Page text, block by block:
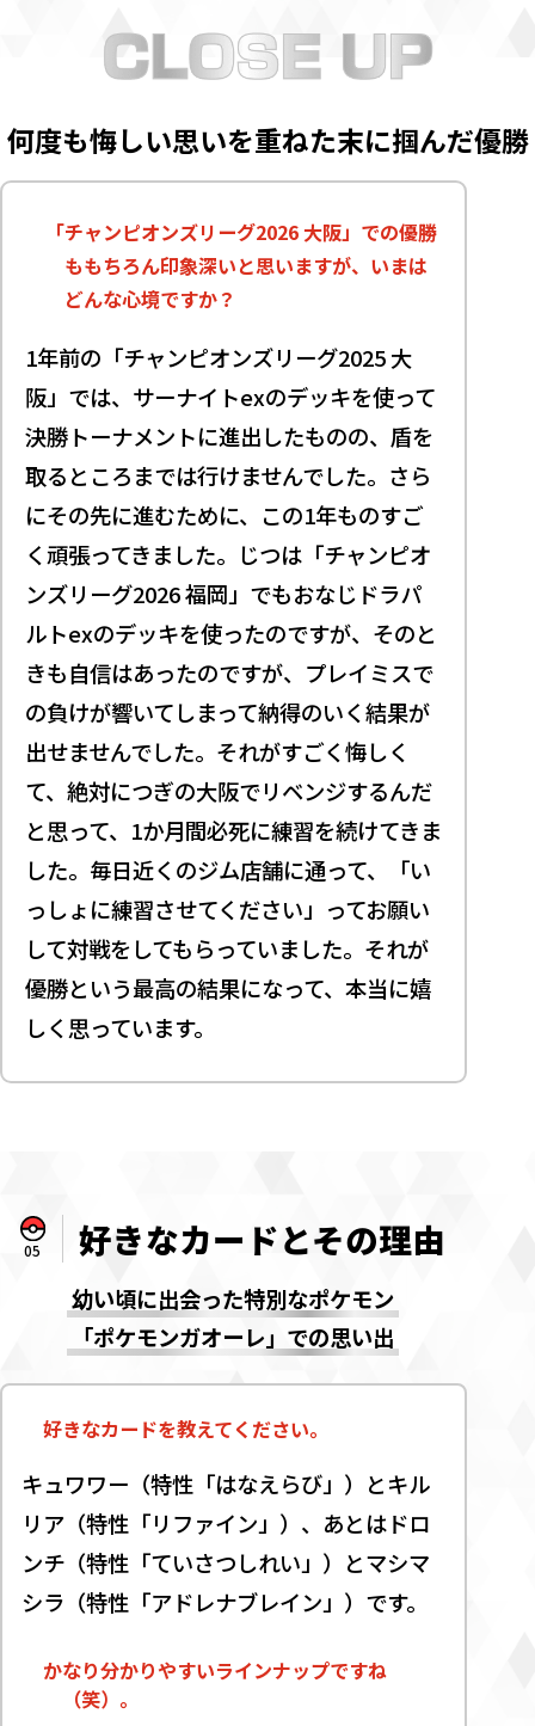
何度も悔しい思いを重ねた末に掴んだ優勝
「チャンピオンズリーグ2026 大阪」での優勝
ももちろん印象深いと思いますが、いまは
どんな心境ですか？
1年前の「チャンピオンズリーグ2025 大
阪」では、サーナイトexのデッキを使って
決勝トーナメントに進出したものの、盾を
取るところまでは行けませんでした。さら
にその先に進むために、この1年ものすご
く頑張ってきました。じつは「チャンピオ
ンズリーグ2026 福岡」でもおなじドラパ
ルトexのデッキを使ったのですが、そのと
きも自信はあったのですが、プレイミスで
の負けが響いてしまって納得のいく結果が
出せませんでした。それがすごく悔しく
て、絶対につぎの大阪でリベンジするんだ
と思って、1か月間必死に練習を続けてきま
した。毎日近くのジム店舗に通って、「い
っしょに練習させてください」ってお願い
して対戦をしてもらっていました。それが
優勝という最高の結果になって、本当に嬉
しく思っています。
05 好きなカードとその理由
幼い頃に出会った特別なポケモン
「ポケモンガオーレ」での思い出
好きなカードを教えてください。
キュワワー（特性「はなえらび」）とキル
リア（特性「リファイン」）、あとはドロ
ンチ（特性「ていさつしれい」）とマシマ
シラ（特性「アドレナブレイン」）です。
かなり分かりやすいラインナップですね
（笑）。
ポケカを始めたきっかけ
得意なデッキ
一番思い出に残っている大会、
使用したカード
何度も悔しい思いを重ねた末に掴ん
だ優勝
好きなカードとその理由
関わってくれたすべての人へ感謝